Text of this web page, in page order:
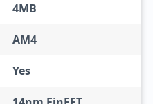
4MB
AM4
Yes